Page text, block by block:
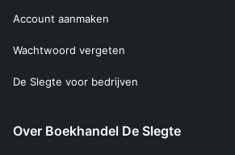
Account aanmaken
Wachtwoord vergeten
De Slegte voor bedrijven
Over Boekhandel De Slegte